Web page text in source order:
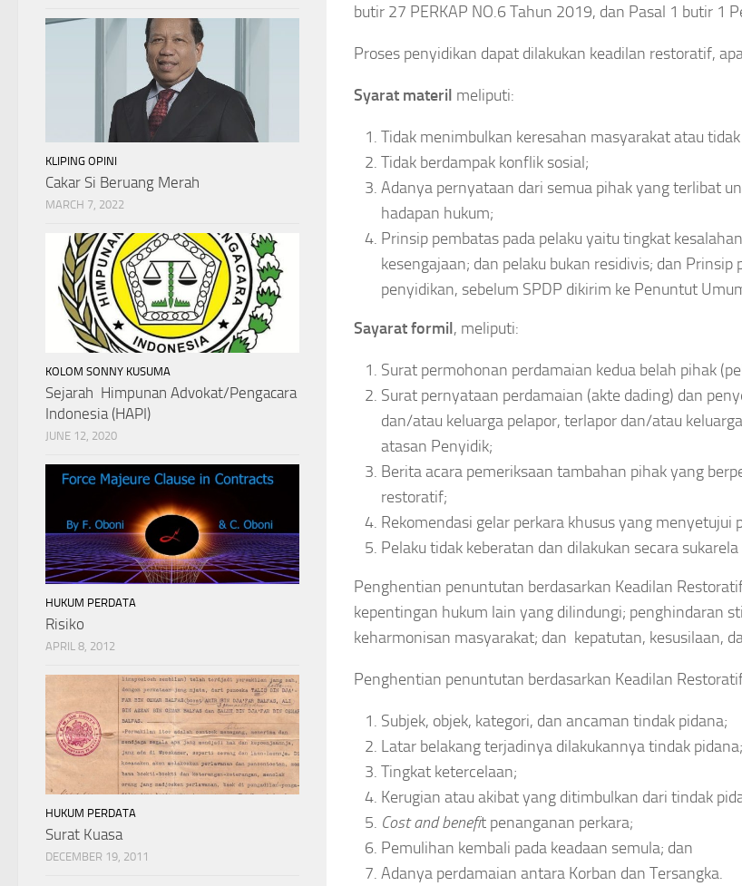
butir 27 PERKAP NO.6 Tahun 2019, dan Pasal 1 butir 1
Proses penyidikan dapat dilakukan keadilan restoratif,
Syarat materil meliputi:
Tidak menimbulkan keresahan masyarakat atau
Tidak berdampak konflik sosial;
Adanya pernyataan dari semua pihak yang terlibat
hadapan hukum;
Prinsip pembatas pada pelaku yaitu tingkat
kesengajaan; dan pelaku bukan residivis; dan
penyidikan, sebelum SPDP dikirim ke Penuntut
Sayarat formil, meliputi:
Surat permohonan perdamaian kedua belah pihak
Surat pernyataan perdamaian (akte dading) dan
dan/atau keluarga pelapor, terlapor dan/atau
atasan Penyidik;
Berita acara pemeriksaan tambahan pihak yang
restoratif;
Rekomendasi gelar perkara khusus yang
Pelaku tidak keberatan dan dilakukan secara
Penghentian penuntutan berdasarkan Keadilan
kepentingan hukum lain yang dilindungi; penghindaran
keharmonisan masyarakat; dan kepatutan, kesusilaan,
Penghentian penuntutan berdasarkan Keadilan
Subjek, objek, kategori, dan ancaman tindak pidana;
Latar belakang terjadinya dilakukannya tindak pidana;
Tingkat ketercelaan;
Kerugian atau akibat yang ditimbulkan dari tindak
Cost and benefit penanganan perkara;
Pemulihan kembali pada keadaan semula; dan
Adanya perdamaian antara Korban dan Tersangka.
KLIPING OPINI
Cakar Si Beruang Merah
MARCH 7, 2022
KOLOM SONNY KUSUMA
Sejarah Himpunan Advokat/Pengacara
Indonesia (HAPI)
JUNE 12, 2020
HUKUM PERDATA
Risiko
APRIL 8, 2012
HUKUM PERDATA
Surat Kuasa
DECEMBER 19, 2011